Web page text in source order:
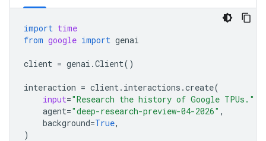
import time
from google import genai
client = genai .Client()
interaction = client. interactions .create(
input="Research the history of Google TPUs."
agent="deep-research-preview-04-2026" ,
background=True,
)